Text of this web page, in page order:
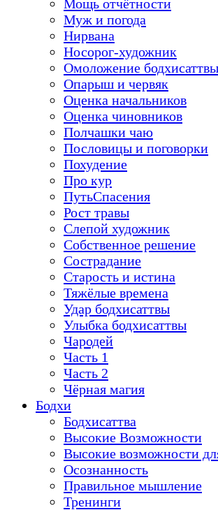
Мощь отчётности
Муж и погода
Нирвана
Носорог-художник
Омоложение бодхисаттвы
Опарыш и червяк
Оценка начальников
Оценка чиновников
Полчашки чаю
Пословицы и поговорки
Похудение
Про кур
ПутьСпасения
Рост травы
Слепой художник
Собственное решение
Сострадание
Старость и истина
Тяжёлые времена
Удар бодхисаттвы
Улыбка бодхисаттвы
Чародей
Часть 1
Часть 2
Чёрная магия
Бодхи
Бодхисаттва
Высокие Возможности
Высокие возможности
Осознанность
Правильное мышление
Тренинги